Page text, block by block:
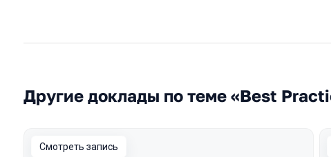
Другие доклады по теме «Best
Смотреть запись